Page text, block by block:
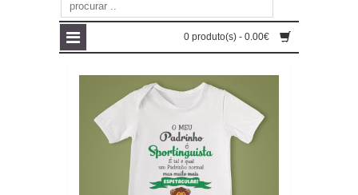
0 produto(s) - 0.00€